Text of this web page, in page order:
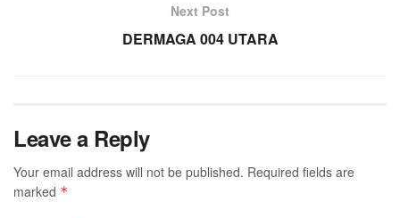
Next Post
DERMAGA 004 UTARA
Leave a Reply
Your email address will not be published. Required fields are
marked *